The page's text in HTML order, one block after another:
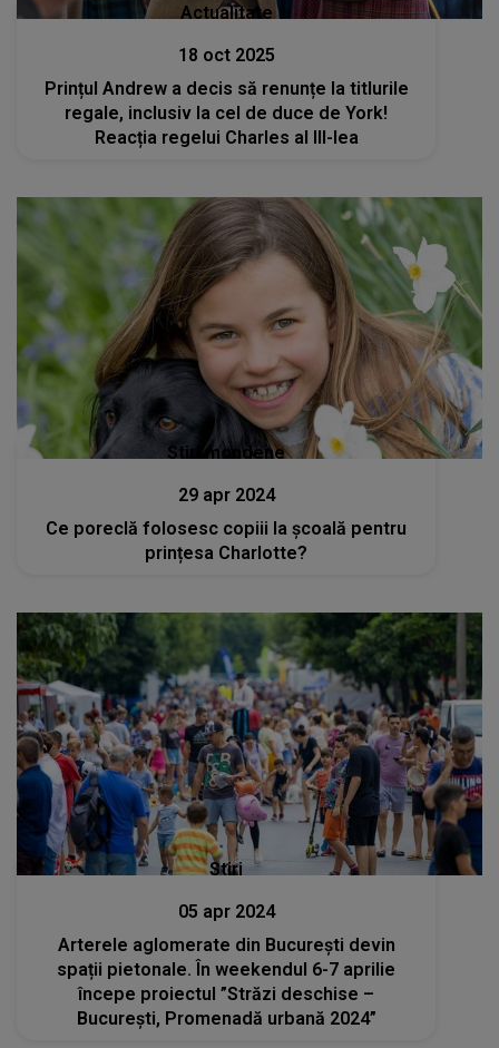
Actualitate
18 oct 2025
Prințul Andrew a decis să renunțe la titlurile
regale, inclusiv la cel de duce de York!
Reacția regelui Charles al III-lea
Stiri mondene
29 apr 2024
Ce poreclă folosesc copiii la școală pentru
prințesa Charlotte?
Stiri
05 apr 2024
Arterele aglomerate din București devin
spații pietonale. În weekendul 6-7 aprilie
începe proiectul ”Străzi deschise –
București, Promenadă urbană 2024”